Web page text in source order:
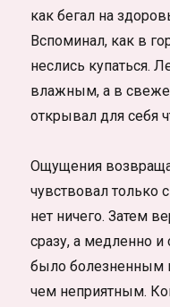
как бегал на
Вспоминал, как в
неслись купаться.
влажным, а в
открывал для себя
Ощущения
чувствовал только
нет ничего. Затем
сразу, а медленно
было болезненным
чем неприятным.